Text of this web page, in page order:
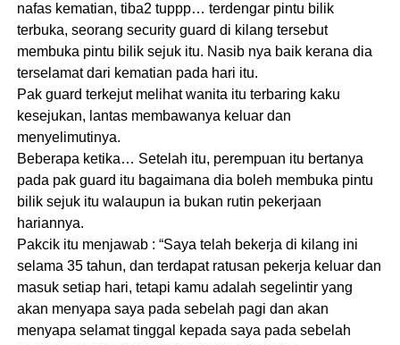
nafas kematian, tiba2 tuppp… terdengar pintu bilik
terbuka, seorang security guard di kilang tersebut
membuka pintu bilik sejuk itu. Nasib nya baik kerana dia
terselamat dari kematian pada hari itu.
Pak guard terkejut melihat wanita itu terbaring kaku
kesejukan, lantas membawanya keluar dan
menyelimutinya.
Beberapa ketika… Setelah itu, perempuan itu bertanya
pada pak guard itu bagaimana dia boleh membuka pintu
bilik sejuk itu walaupun ia bukan rutin pekerjaan
hariannya.
Pakcik itu menjawab : “Saya telah bekerja di kilang ini
selama 35 tahun, dan terdapat ratusan pekerja keluar dan
masuk setiap hari, tetapi kamu adalah segelintir yang
akan menyapa saya pada sebelah pagi dan akan
menyapa selamat tinggal kepada saya pada sebelah